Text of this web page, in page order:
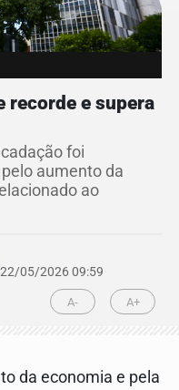
recorde e supera
foi
aumento da
ao
22/05/2026 09:59
A- A+
da economia e pela